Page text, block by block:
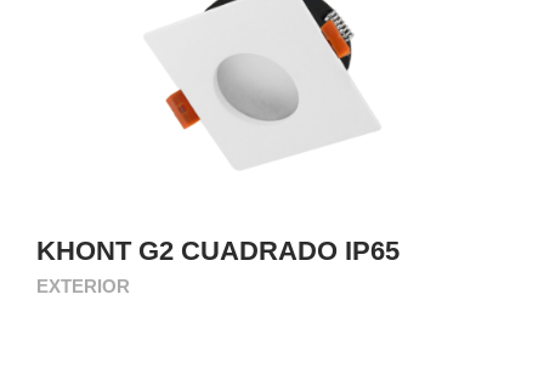
KHONT G2 CUADRADO IP65
EXTERIOR